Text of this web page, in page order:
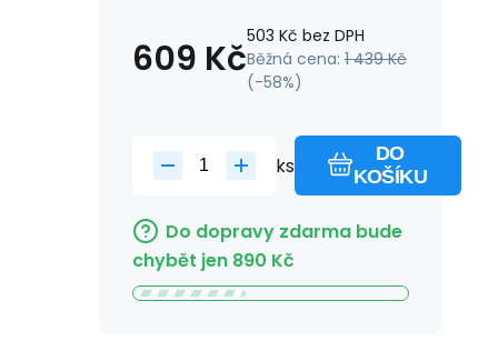
609 Kč503 Kč bez DPH
Běžná cena: 1 439 Kč
(-58%)
ks
DO
KOŠÍKU
Do dopravy zdarma bude
chybět jen 890 Kč